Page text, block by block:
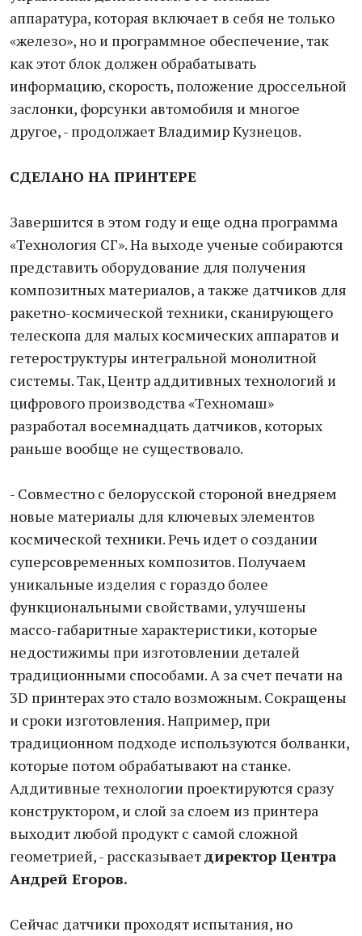
аппаратура, которая включает в себя не только
«железо», но и программное обеспечение, так
как этот блок должен обрабатывать
информацию, скорость, положение дроссельной
заслонки, форсунки автомобиля и многое
другое, - продолжает Владимир Кузнецов.
СДЕЛАНО НА ПРИНТЕРЕ
Завершится в этом году и еще одна программа
«Технология СГ». На выходе ученые собираются
представить оборудование для получения
композитных материалов, а также датчиков для
ракетно-космической техники, сканирующего
телескопа для малых космических аппаратов и
гетероструктуры интегральной монолитной
системы. Так, Центр аддитивных технологий и
цифрового производства «Техномаш»
разработал восемнадцать датчиков, которых
раньше вообще не существовало.
- Совместно с белорусской стороной внедряем
новые материалы для ключевых элементов
космической техники. Речь идет о создании
суперсовременных композитов. Получаем
уникальные изделия с гораздо более
функциональными свойствами, улучшены
массо-габаритные характеристики, которые
недостижимы при изготовлении деталей
традиционными способами. А за счет печати на
3D принтерах это стало возможным. Сокращены
и сроки изготовления. Например, при
традиционном подходе используются болванки,
которые потом обрабатывают на станке.
Аддитивные технологии проектируются сразу
конструктором, и слой за слоем из принтера
выходит любой продукт с самой сложной
геометрией, - рассказываетдиректор Центра
Андрей Егоров.
Сейчас датчики проходят испытания, но